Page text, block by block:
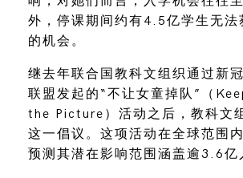
外，停课期间约有4.5亿学生无法
的机会。
继去年联合国教科文组织通过新
联盟发起的“不让女童掉队”（
the Picture）活动之后，教科文
这一倡议。这项活动在全球范围
预测其潜在影响范围涵盖逾3.6亿